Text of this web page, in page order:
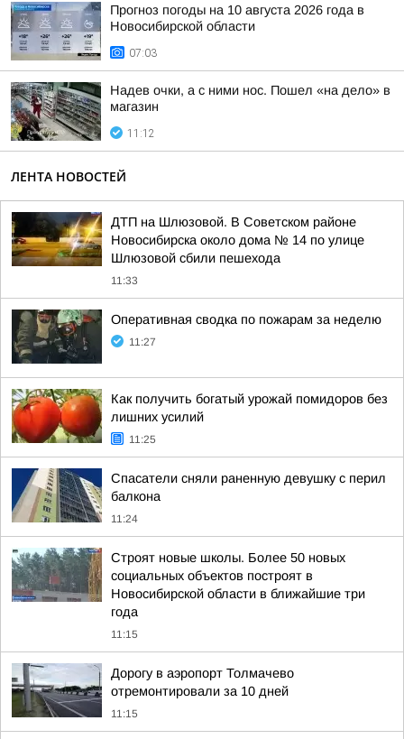
Прогноз погоды на 10 августа 2026 года в
Новосибирской области
07:03
Надев очки, а с ними нос. Пошел «на дело» в
магазин
11:12
ЛЕНТА НОВОСТЕЙ
ДТП на Шлюзовой. В Советском районе
Новосибирска около дома № 14 по улице
Шлюзовой сбили пешехода
11:33
Оперативная сводка по пожарам за неделю
11:27
Как получить богатый урожай помидоров без
лишних усилий
11:25
Спасатели сняли раненную девушку с перил
балкона
11:24
Строят новые школы. Более 50 новых
социальных объектов построят в
Новосибирской области в ближайшие три
года
11:15
Дорогу в аэропорт Толмачево
отремонтировали за 10 дней
11:15